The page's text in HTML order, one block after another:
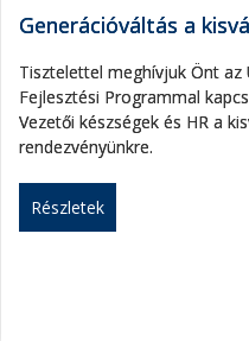
Generációváltás a
Tisztelettel meghívjuk Önt az
Fejlesztési Programmal
Vezetői készségek és HR a
rendezvényünkre.
Részletek